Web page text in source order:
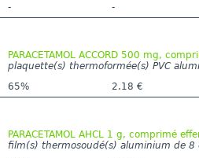
-
-
PARACETAMOL ACCORD 500 mg,
plaquette(s) thermoformée(s) PVC
65%
2.18 €
PARACETAMOL AHCL 1 g, comprimé
film(s) thermosoudé(s) aluminium de 8